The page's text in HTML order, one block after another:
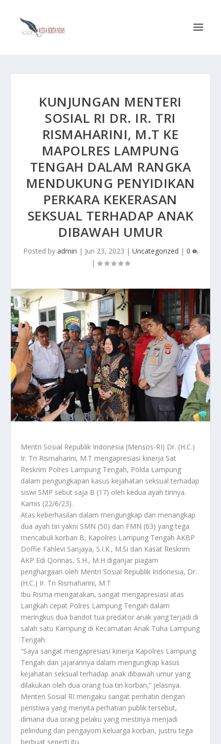
KUNJUNGAN MENTERI
SOSIAL RI DR. IR. TRI
RISMAHARINI, M.T KE
MAPOLRES LAMPUNG
TENGAH DALAM RANGKA
MENDUKUNG PENYIDIKAN
PERKARA KEKERASAN
SEKSUAL TERHADAP ANAK
DIBAWAH UMUR
Posted by admin | Jun 23, 2023 | Uncategorized | 0
|
Mentri Sosial Republik Indonesia (Mensos-RI) Dr. (H.C.)
Ir. Tri Rismaharini, M.T mengapresiasi kinerja Sat
Reskrim Polres Lampung Tengah, Polda Lampung
dalam pengungkapan kasus kejahatan seksual terhadap
siswi SMP sebut saja B (17) oleh kedua ayah tirinya.
Kamis (22/6/23).
Atas keberhasilan dalam mengungkap dan menangkap
dua ayah tiri yakni SMN (50) dan FMN (63) yang tega
mencabuli korban B, Kapolres Lampung Tengah AKBP
Doffie Fahlevi Sanjaya, S.I.K., M.Si dan Kasat Reskrim
AKP Edi Qorinas, S.H., M.H diganjar piagam
penghargaan oleh Mentri Sosial Republik Indonesia, Dr.
(H.C.) Ir. Tri Rismaharini, M.T
Ibu Risma mengatakan, sangat mengapresiasi atas
Langkah cepat Polres Lampung Tengah dalam
meringkus dua bandot tua predator anak yang terjadi di
salah satu Kampung di Kecamatan Anak Tuha Lampung
Tengah.
“Saya sangat mengapresiasi kinerja Kapolres Lampung
Tengah dan jajarannya dalam mengungkap kasus
kejahatan seksual terhadap anak dibawah umur yang
dilakukan oleh dua orang tua tiri korban,” jelasnya.
Menteri Sosial RI mengaku sangat perihatin dengan
peristiwa yang menyita perhatian publik tersebut,
dimana dua orang pelaku yang mestinya menjadi
pelindung dan pengayom keluarga korban, justru tega
berbuat seperti itu.